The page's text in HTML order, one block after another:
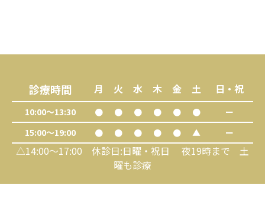
診療時間 月 火 水 木 金 土 日・祝
10:00～13:30 ● ● ● ● ● ●
ー
15:00～19:00
● ● ● ● ● ▲ ー
△14:00～17:00 休診日:日曜・祝日 夜19時まで 土
曜も診療